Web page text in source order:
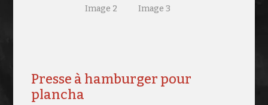
Presse à hamburger pour
plancha